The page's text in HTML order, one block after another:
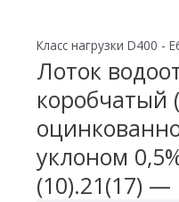
Класс нагрузки D400 -
Лоток
коробчатый
уклоном
(10).21(17)